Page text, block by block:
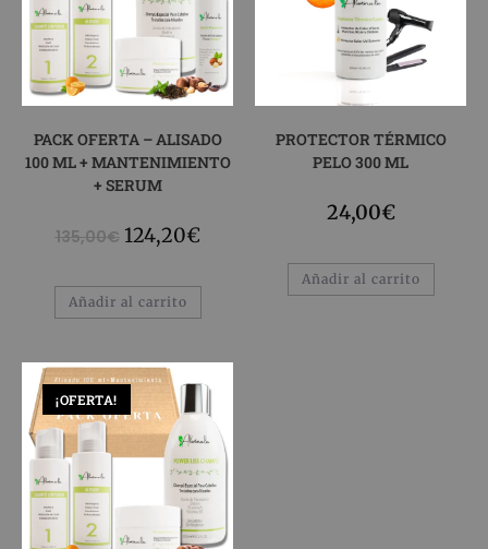
PACK OFERTA – ALISADO
100 ML + MANTENIMIENTO
+ SERUM
135,00€ 124,20€
Añadir al carrito
PROTECTOR TÉRMICO
PELO 300 ML
24,00€
Añadir al carrito
¡OFERTA!